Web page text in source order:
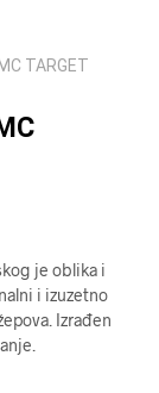
TARGET
je oblika i
i izuzetno
Izrađen